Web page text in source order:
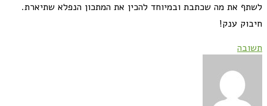
לשתף את מה שכתבת ובמיוחד להכין את המתכון הנפלא שתיארת.
חיבוק ענק!
תשובה